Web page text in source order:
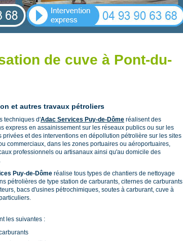
de cuve à Pont-du-
et autres travaux pétroliers
techniques d'Adac Services Puy-de-Dôme réalisent des
express en assainissement sur les réseaux publics ou sur les
privées et des interventions en dépollution pétrolière sur les sites
commerciaux, dans les zones portuaires ou aéroportuaires,
professionnels ou artisanaux ainsi qu'au domicile des
Puy-de-Dôme réalise tous types de chantiers de nettoyage
pétrolières de type station de carburants, citernes de carburants
bacs d'usines pétrochimiques, soutes à carburant, cuve à
les suivantes :